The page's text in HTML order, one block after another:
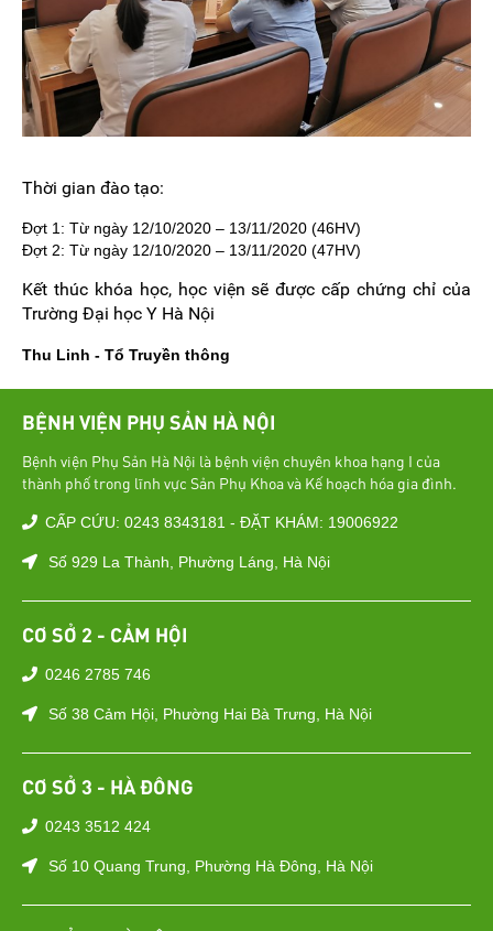
Thời gian đào tạo:
Đợt 1: Từ ngày 12/10/2020 – 13/11/2020 (46HV)
Đợt 2: Từ ngày 12/10/2020 – 13/11/2020 (47HV)
Kết thúc khóa học, học viện sẽ được cấp chứng chỉ của
Trường Đại học Y Hà Nội
Thu Linh - Tổ Truyền thông
BỆNH VIỆN PHỤ SẢN HÀ NỘI
Bệnh viện Phụ Sản Hà Nội là bệnh viện chuyên khoa hạng I của
thành phố trong lĩnh vực Sản Phụ Khoa và Kế hoạch hóa gia đình.
CẤP CỨU: 0243 8343181 - ĐẶT KHÁM: 19006922
Số 929 La Thành, Phường Láng, Hà Nội
CƠ SỞ 2 - CẢM HỘI
0246 2785 746
Số 38 Cảm Hội, Phường Hai Bà Trưng, Hà Nội
CƠ SỞ 3 - HÀ ĐÔNG
0243 3512 424
Số 10 Quang Trung, Phường Hà Đông, Hà Nội